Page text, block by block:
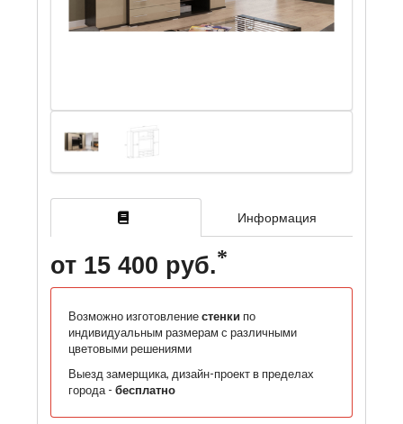
Информация
от 15 400 руб.
Возможно изготовлениестенки по
индивидуальным размерам с различными
цветовыми решениями
Выезд замерщика, дизайн-проект в пределах
города - бесплатно